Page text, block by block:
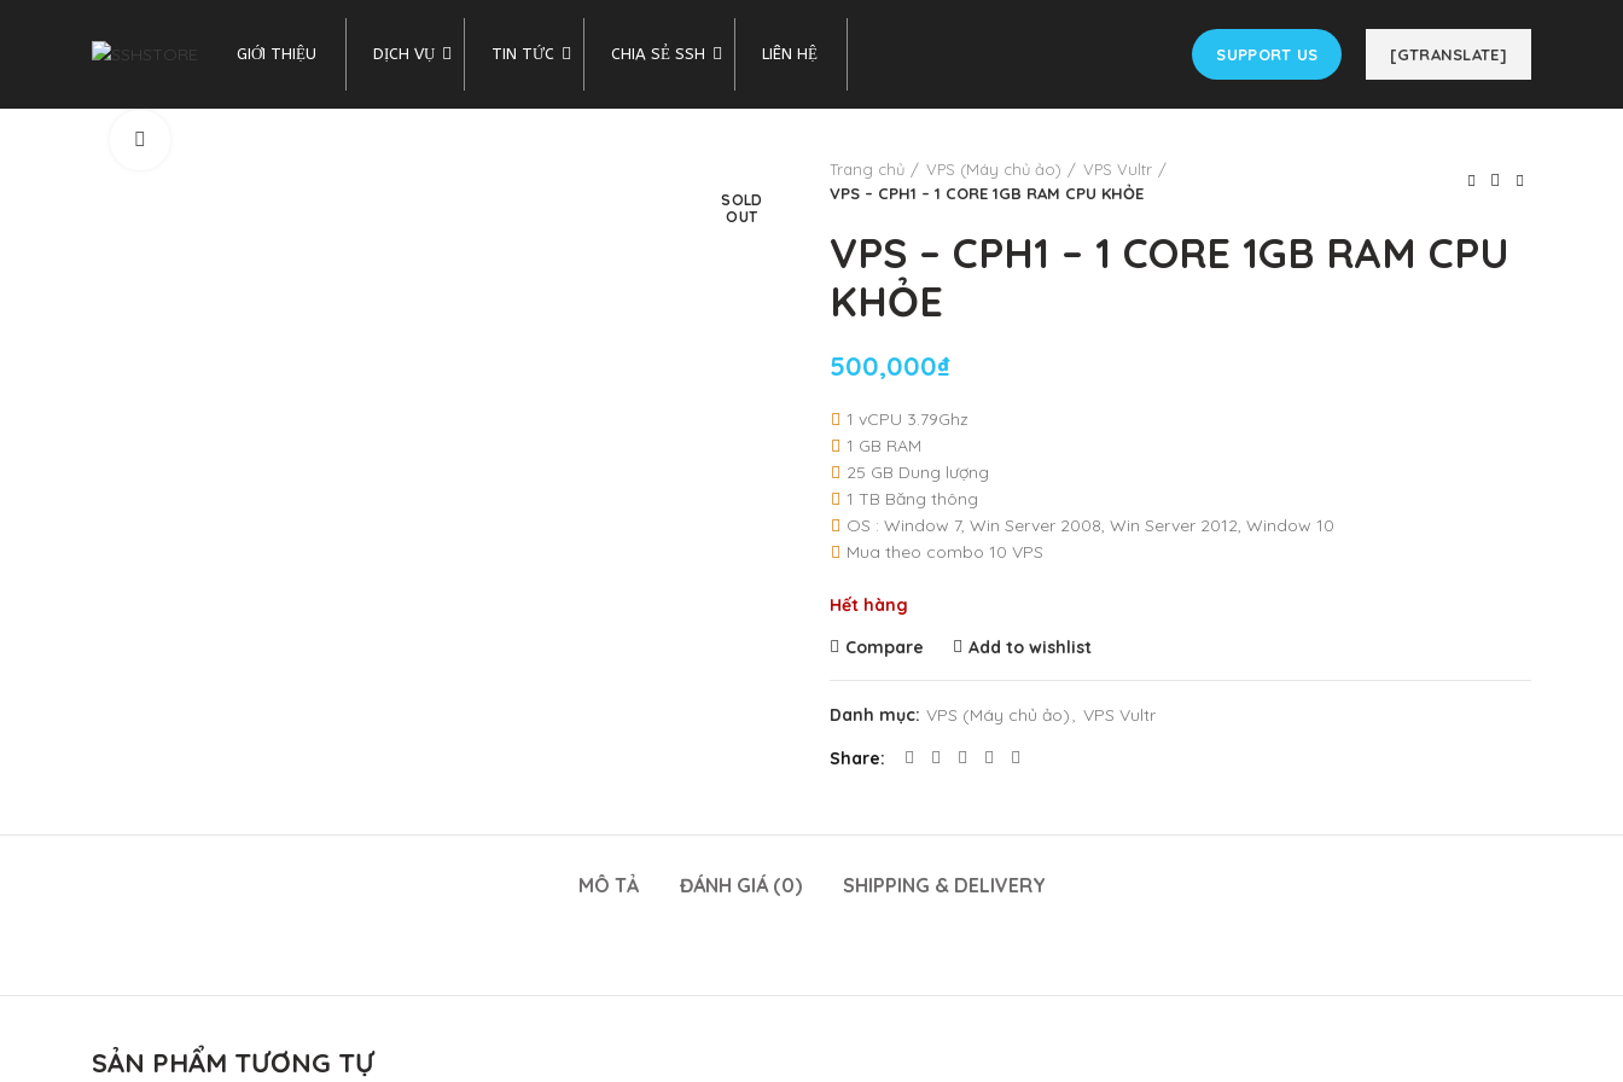
GIỚI THIỆU DỊCH VỤ TIN TỨC CHIA SẺ SSH LIÊN HỆ SUPPORT US [GTRANSLATE]
SOLD
OUT
Trang chủ
VPS (Máy chủ ảo)
VPS Vultr
VPS – CPH1 – 1 CORE 1GB RAM CPU KHỎE
VPS – CPH1 – 1 CORE 1GB RAM CPU
KHỎE
500,000₫
1 vCPU 3.79Ghz
1 GB RAM
25 GB Dung lượng
1 TB Băng thông
OS : Window 7, Win Server 2008, Win Server 2012, Window 10
Mua theo combo 10 VPS
Hết hàng
Compare
Add to wishlist
Danh mục: VPS (Máy chủ ảo), VPS Vultr
Share
MÔ TẢ ĐÁNH GIÁ (0) SHIPPING & DELIVERY
SẢN PHẨM TƯƠNG TỰ